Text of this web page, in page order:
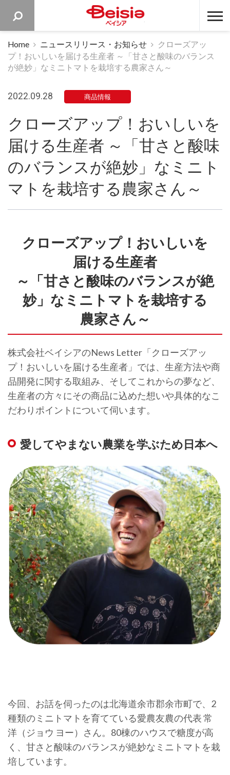
ベイシア
Home ニュースリリース・お知らせ
クローズアッ
プ！おいしいを届ける生産者 ～「甘さと酸味のバランス
が絶妙」なミニトマトを栽培する農家さん～
2022.09.28 商品情報
クローズアップ！おいしいを
届ける生産者 ～「甘さと酸味
のバランスが絶妙」なミニト
マトを栽培する農家さん～
クローズアップ！おいしいを
届ける生産者
～「甘さと酸味のバランスが絶
妙」なミニトマトを栽培する
農家さん～
株式会社ベイシアのNews Letter「クローズアッ
プ！おいしいを届ける生産者」では、生産方法や商
品開発に関する取組み、そしてこれからの夢など、
生産者の方々にその商品に込めた想いや具体的なこ
だわりポイントについて伺います。
愛してやまない農業を学ぶため日本へ
今回、お話を伺ったのは北海道余市郡余市町で、2
種類のミニトマトを育てている愛農友農の代表 常
洋（ジョウ ヨー）さん。80棟のハウスで糖度が高
く、甘さと酸味のバランスが絶妙なミニトマトを栽
培しています。